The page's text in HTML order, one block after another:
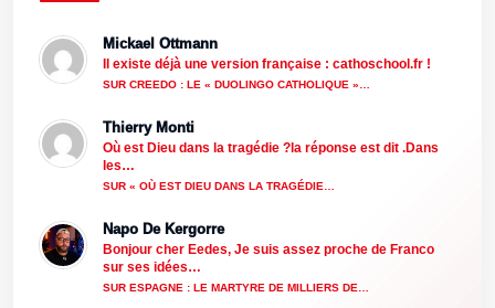
Mickael Ottmann
Il existe déjà une version française : cathoschool.fr !
SUR CREEDO : LE « DUOLINGO CATHOLIQUE »…
Thierry Monti
Où est Dieu dans la tragédie ?la réponse est dit .Dans
les…
SUR « OÙ EST DIEU DANS LA TRAGÉDIE…
Napo De Kergorre
Bonjour cher Eedes, Je suis assez proche de Franco
sur ses idées…
SUR ESPAGNE : LE MARTYRE DE MILLIERS DE…